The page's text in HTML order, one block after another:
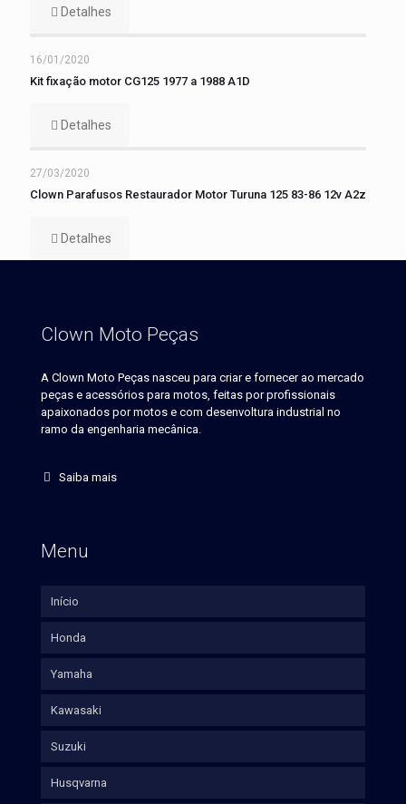
Detalhes
16/01/2020
Kit fixação motor CG125 1977 a 1988 A1D
Detalhes
27/03/2020
Clown Parafusos Restaurador Motor Turuna 125 83-86 12v A2z
Detalhes
Clown Moto Peças
A Clown Moto Peças nasceu para criar e fornecer ao mercado
peças e acessórios para motos, feitas por profissionais
apaixonados por motos e com desenvoltura industrial no
ramo da engenharia mecânica.
Saiba mais
Menu
Início
Honda
Yamaha
Kawasaki
Suzuki
Husqvarna